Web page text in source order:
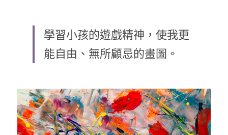
台灣教會人物檔案
乘著夢想去旅行
特稿
解惑之窗
搜索
奉獻支持
學習小孩的遊戲精神，使我更
能自由、無所顧忌的畫圖。